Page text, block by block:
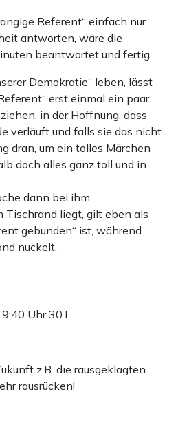
Referent“ einfach nur
antworten, wäre die
beantwortet und fertig.
Demokratie“ leben, lässt
erst einmal ein paar
in der Hoffnung, dass
verläuft und falls sie das nicht
dran, um ein tolles Märchen
doch alles ganz toll und in
dann bei ihm
liegt, gilt eben als
gebunden“ ist, während
nuckelt.
Uhr30T
z.B. die rausgeklagten
rausrücken!